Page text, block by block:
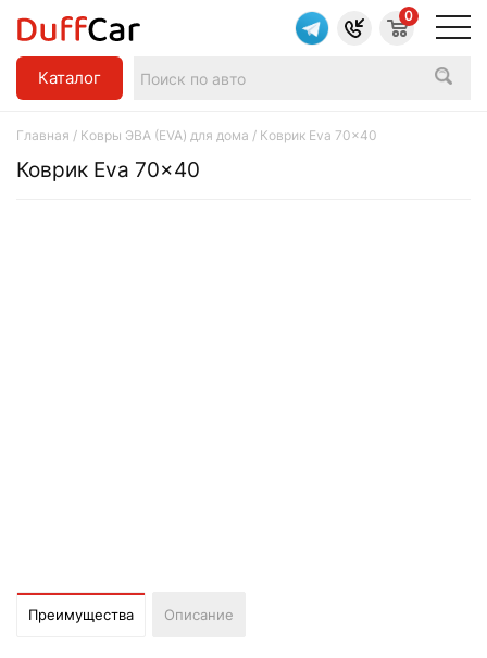
Каталог
0
Главная / Ковры ЭВА (EVA) для дома / Коврик Eva 70×40
Коврик Eva 70×40
Преимущества Описание